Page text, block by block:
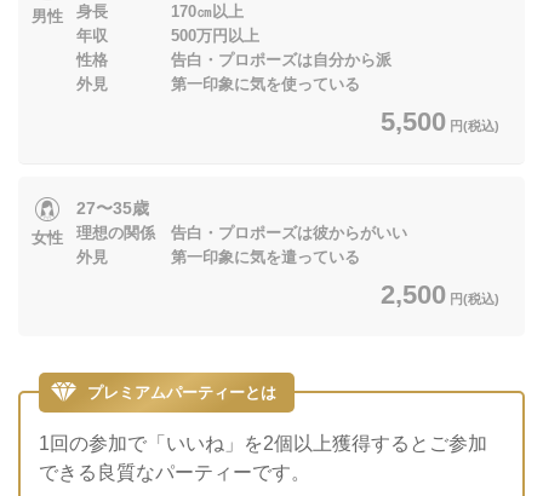
男性
身長 170㎝以上
年収 500万円以上
性格 告白・プロポーズは自分から派
外見 第一印象に気を使っている
5,500 円(税込)
女性
27〜35歳
理想の関係 告白・プロポーズは彼からがいい
外見 第一印象に気を遣っている
2,500 円(税込)
プレミアムパーティーとは
1回の参加で「いいね」を2個以上獲得するとご参加
できる良質なパーティーです。